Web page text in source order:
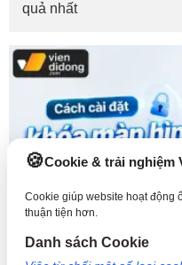
Cookie & trải nghiệm
Cookie giúp website hoạt động
thuận tiện hơn.
Danh sách Cookie
quả nhất